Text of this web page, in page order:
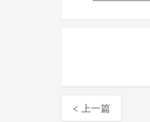
< 上一篇